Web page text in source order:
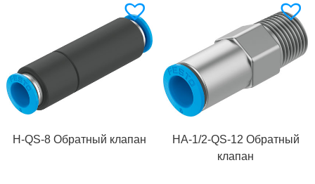
H-QS-8 Обратный клапан
HA-1/2-QS-12 Обратный
клапан